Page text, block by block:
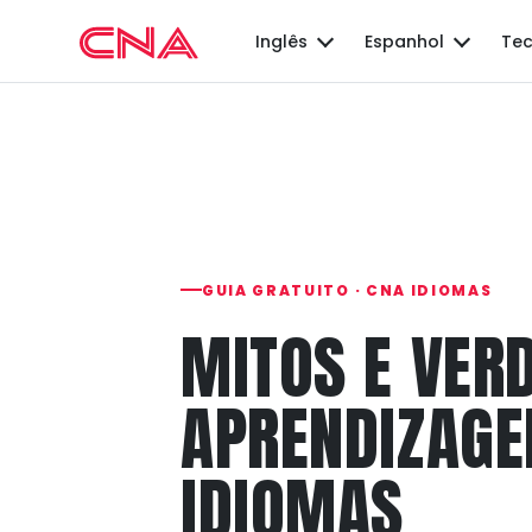
Inglês Espanhol
GUIA GRATUITO · CNA IDIOMAS
MITOS E
IDIOMAS